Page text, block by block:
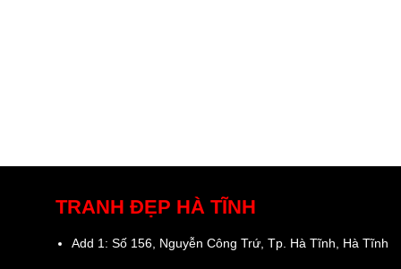
TRANH ĐẸP HÀ TĨNH
Add 1: Số 156, Nguyễn Công Trứ, Tp. Hà Tĩnh, Hà Tĩnh